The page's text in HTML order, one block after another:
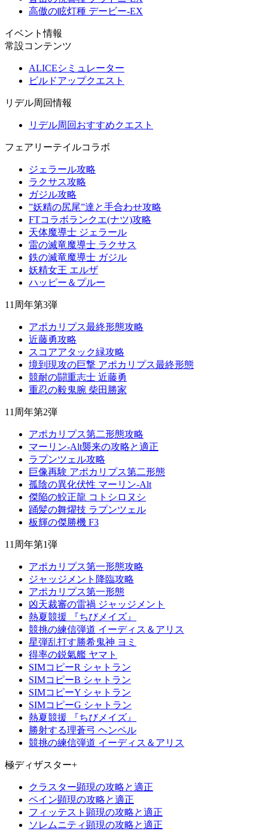
高傲の眩灯種 デービー-EX
イベント情報
常設コンテンツ
ALICEシミュレーター
ビルドアップクエスト
リデル周回情報
リデル周回おすすめクエスト
フェアリーテイルコラボ
ジェラール攻略
ラクサス攻略
ガジル攻略
”妖精の尻尾”達と手合わせ攻略
FTコラボランクエ(ナツ)攻略
天体魔導士 ジェラール
雷の滅竜魔導士 ラクサス
鉄の滅竜魔導士 ガジル
妖精女王 エルザ
ハッピー＆プルー
11周年第3弾
アポカリプス最終形態攻略
近藤勇攻略
スコアアタック緑攻略
境到現攻の巨撃 アポカリプス最終形態
競耐の闘重志士 近藤勇
重忍の毅鬼腕 柴田勝家
11周年第2弾
アポカリプス第二形態攻略
マーリン-Alt襲来の攻略と適正
ラプンツェル攻略
巨像再験 アポカリプス第二形態
孤陰の異化伏性 マーリン-Alt
傑陥の鮫正龍 コトシロヌシ
踊髪の舞燿技 ラプンツェル
板輝の傑勝機 F3
11周年第1弾
アポカリプス第一形態攻略
ジャッジメント降臨攻略
アポカリプス第一形態
凶天裁審の雷禍 ジャッジメント
熱夏競援 『ちびメイズ』
競挑の練信弾道 イーディス＆アリス
星弾乱打す勝希鬼神 ヨミ
得率の鋭氣艦 ヤマト
SIMコピーR シャトラン
SIMコピーB シャトラン
SIMコピーY シャトラン
SIMコピーG シャトラン
熱夏競援 『ちびメイズ』
勝射する理蒼弓 ヘンペル
競挑の練信弾道 イーディス＆アリス
極ディザスター+
クラスター顕現の攻略と適正
ペイン顕現の攻略と適正
フィッテスト顕現の攻略と適正
ソレムニティ顕現の攻略と適正